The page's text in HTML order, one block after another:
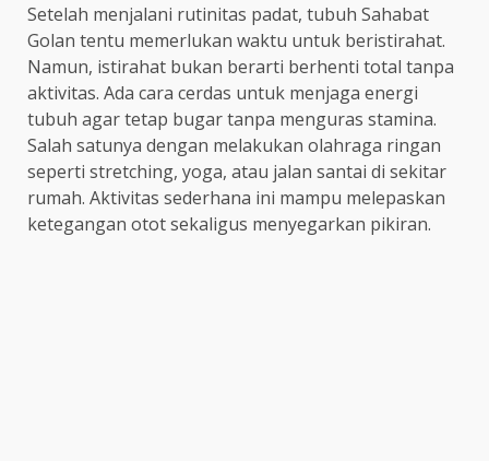
Setelah menjalani rutinitas padat, tubuh Sahabat
Golan tentu memerlukan waktu untuk beristirahat.
Namun, istirahat bukan berarti berhenti total tanpa
aktivitas. Ada cara cerdas untuk menjaga energi
tubuh agar tetap bugar tanpa menguras stamina.
Salah satunya dengan melakukan olahraga ringan
seperti stretching, yoga, atau jalan santai di sekitar
rumah. Aktivitas sederhana ini mampu melepaskan
ketegangan otot sekaligus menyegarkan pikiran.